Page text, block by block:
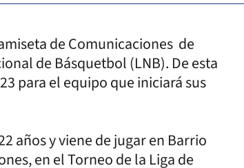
de Comunicaciones de
de Básquetbol (LNB). De esta
para el equipo que iniciará sus
años y viene de jugar en Barrio
en el Torneo de la Liga de